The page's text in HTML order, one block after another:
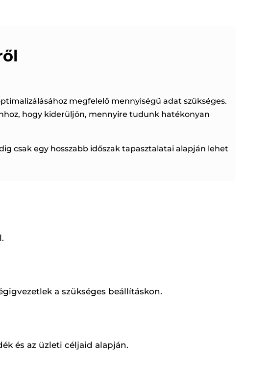
megfelelő mennyiségű adat szükséges.
hogy kiderüljön, mennyire tudunk hatékonyan
csak egy hosszabb időszak tapasztalatai alapján lehet
a szükséges beállításkon.
és az üzleti céljaid alapján.